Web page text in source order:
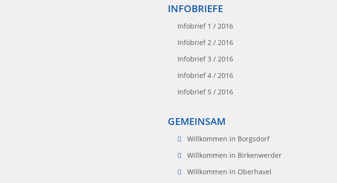
INFOBRIEFE
Infobrief 1 / 2016
Infobrief 2 / 2016
Infobrief 3 / 2016
Infobrief 4 / 2016
Infobrief 5 / 2016
GEMEINSAM
Willkommen in Borgsdorf
Willkommen in Birkenwerder
Willkommen in Oberhavel